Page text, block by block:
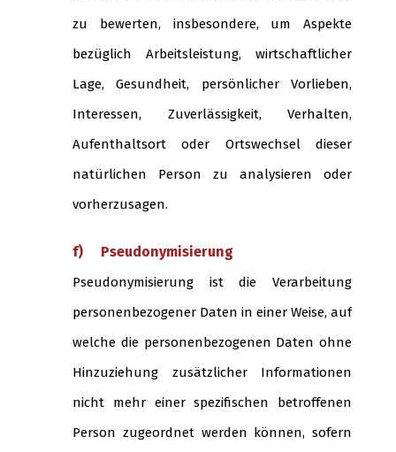
zu bewerten, insbesondere, um Aspekte
bezüglich Arbeitsleistung, wirtschaftlicher
Lage, Gesundheit, persönlicher Vorlieben,
Interessen, Zuverlässigkeit, Verhalten,
Aufenthaltsort oder Ortswechsel dieser
natürlichen Person zu analysieren oder
vorherzusagen.
f) Pseudonymisierung
Pseudonymisierung ist die Verarbeitung
personenbezogener Daten in einer Weise, auf
welche die personenbezogenen Daten ohne
Hinzuziehung zusätzlicher Informationen
nicht mehr einer spezifischen betroffenen
Person zugeordnet werden können, sofern